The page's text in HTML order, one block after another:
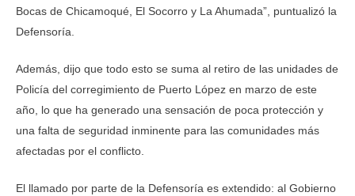
Bocas de Chicamoqué, El Socorro y La Ahumada”, puntualizó la
Defensoría.
Además, dijo que todo esto se suma al retiro de las unidades de
Policía del corregimiento de Puerto López en marzo de este
año, lo que ha generado una sensación de poca protección y
una falta de seguridad inminente para las comunidades más
afectadas por el conflicto.
El llamado por parte de la Defensoría es extendido: al Gobierno